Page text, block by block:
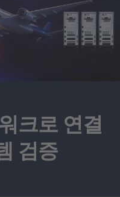
크로 연결
검증